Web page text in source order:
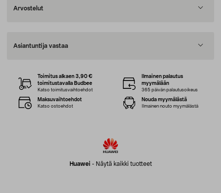
Arvostelut
Asiantuntija vastaa
Huawei- Näytä kaikki tuotteet
Toimitus alkaen 3,90 €
toimitustavalla Budbee
Katso toimitusvaihtoehdot
Ilmainen palautus
myymälään
365 päivän palautusoikeus
Maksuvaihtoehdot
Katso ostoehdot
Nouda myymälästä
Ilmainen nouto myymälästä